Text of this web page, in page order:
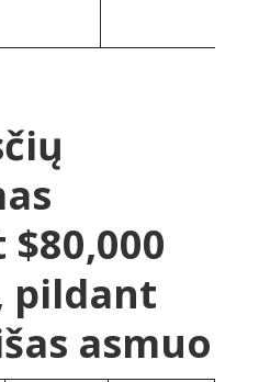
pildant
asmuo